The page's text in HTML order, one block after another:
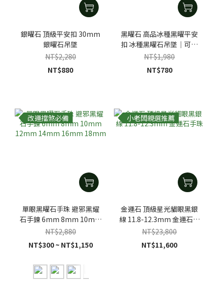
銀曜石 頂級平安扣 30mm
銀曜石吊墜
NT$2,280
NT$880
黑曜石 高品冰種黑曜平安
扣 冰種黑曜石吊墜｜可調
式棉繩
NT$1,980
NT$780
改運擋煞必備
單眼黑曜石手珠 避邪黑耀
石手鍊 6mm 8mm 10mm
12mm 14mm 16mm
NT$2,880
NT$300 ~ NT$1,150
小老闆親選推薦
金運石 頂級星光貓眼黑銀
線 11.8-12.3mm 金運石手
珠
NT$23,800
NT$11,600